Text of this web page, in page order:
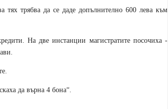
тях трябва да се даде допълнително 600 лева към
На две инстанции магистратите посочиха -
да върна 4 бона“.